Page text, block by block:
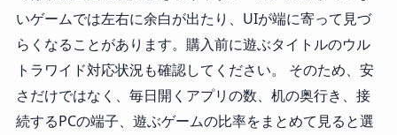
いゲームでは左右に余白が出たり、UIが端に寄って見づ
らくなることがあります。購入前に遊ぶタイトルのウル
トラワイド対応状況も確認してください。 そのため、安
さだけではなく、毎日開くアプリの数、机の奥行き、接
続するPCの端子、遊ぶゲームの比率をまとめて見ると選